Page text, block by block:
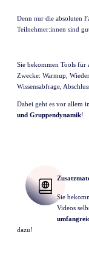
Denn nur die absoluten
Teilnehmer:innen sind
Sie bekommen Tools für
Zwecke: Warmup,
Wissensabfrage,
Dabei geht es vor allem
und Gruppendynamik!
Sie
Videos
dazu!